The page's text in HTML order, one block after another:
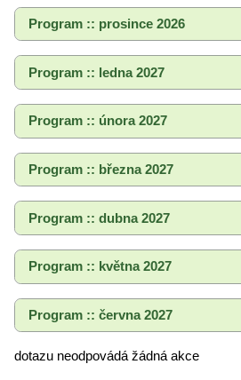
Program :: prosince 2026
Program :: ledna 2027
Program :: února 2027
Program :: března 2027
Program :: dubna 2027
Program :: května 2027
Program :: června 2027
dotazu neodpovádá žádná akce